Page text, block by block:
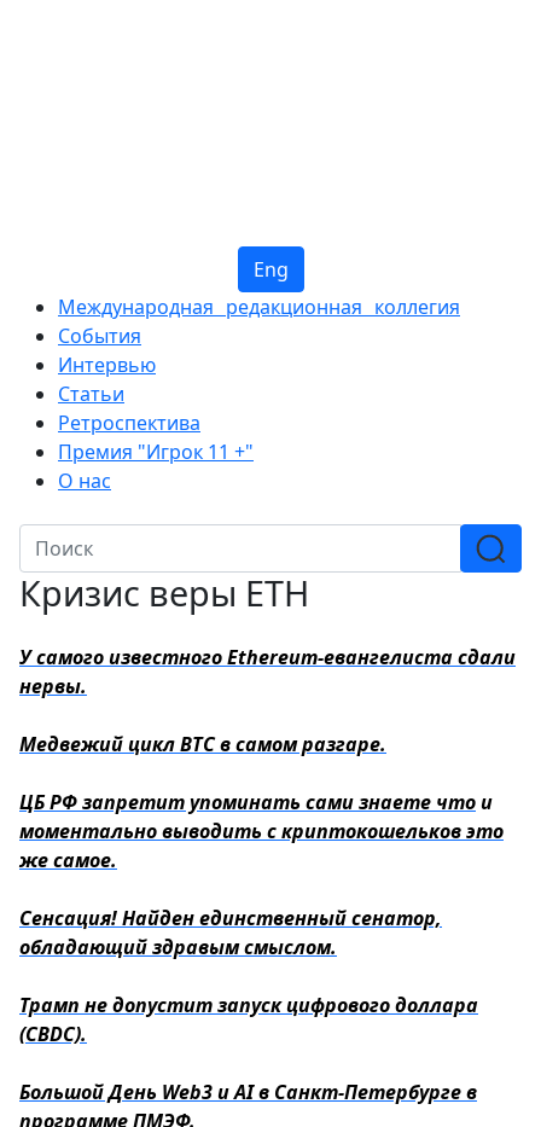
Eng
Международная редакционная коллегия
События
Интервью
Статьи
Ретроспектива
Премия "Игрок 11 +"
О нас
Кризис веры ETH
У самого известного Ethereum-евангелиста сдали
нервы.
Медвежий цикл BTC в самом разгаре.
ЦБ РФ запретит упоминать сами знаете чтои
моментально выводить с криптокошельков это
же самое.
Сенсация! Найден единственный сенатор,
обладающий здравым смыслом.
Трамп не допустит запуск цифрового доллара
(CBDC).
Большой День Web3 и AI в Санкт-Петербурге в
программе ПМЭФ.